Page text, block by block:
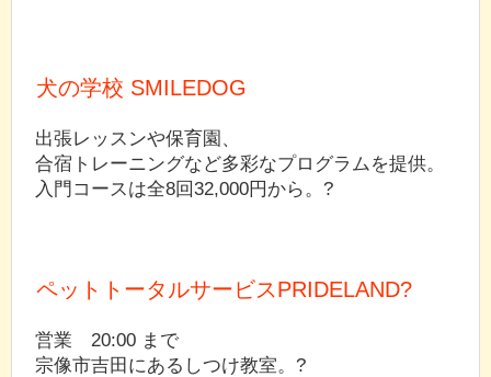
犬の学校 SMILEDOG
出張レッスンや保育園、
合宿トレーニングなど多彩なプログラムを提供。
入門コースは全8回32,000円から。?
ペットトータルサービスPRIDELAND?
営業 20:00 まで
宗像市吉田にあるしつけ教室。?